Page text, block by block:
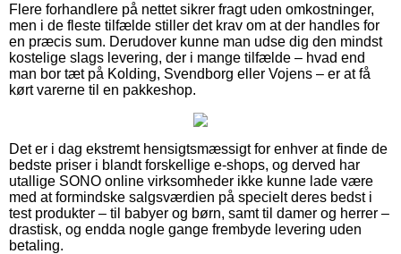
Flere forhandlere på nettet sikrer fragt uden omkostninger,
men i de fleste tilfælde stiller det krav om at der handles for
en præcis sum. Derudover kunne man udse dig den mindst
kostelige slags levering, der i mange tilfælde – hvad end
man bor tæt på Kolding, Svendborg eller Vojens – er at få
kørt varerne til en pakkeshop.
Det er i dag ekstremt hensigtsmæssigt for enhver at finde de
bedste priser i blandt forskellige e-shops, og derved har
utallige SONO online virksomheder ikke kunne lade være
med at formindske salgsværdien på specielt deres bedst i
test produkter – til babyer og børn, samt til damer og herrer –
drastisk, og endda nogle gange frembyde levering uden
betaling.